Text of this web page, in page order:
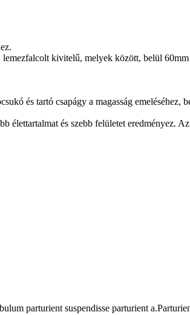
kivitelű, melyek között, belül
és tartó csapágy a magasság emeléséhez,
élettartalmat és szebb felületet eredményez.
parturient suspendisse parturient